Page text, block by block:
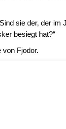
sie der, der im
besiegt hat?“
von Fjodor.